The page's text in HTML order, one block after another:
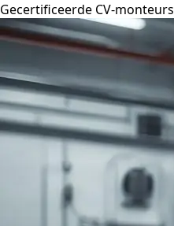
Gecertificeerde CV-monteurs